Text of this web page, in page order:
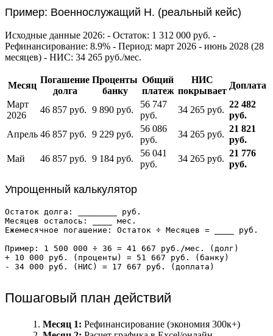
Пример: Военнослужащий Н. (реальный кейс)
Исходные данные 2026: - Остаток: 1 312 000 руб. -
Рефинансирование: 8.9% - Период: март 2026 - июнь 2028 (28
месяцев) - НИС: 34 265 руб./мес.
Месяц
Погашение
долга
Проценты
банку
Общий
платеж
НИС
покрывает
Доплата
Март
2026
46 857 руб. 9 890 руб.
56 747
руб.
34 265 руб.
22 482
руб.
Апрель 46 857 руб. 9 229 руб.
56 086
руб.
34 265 руб.
21 821
руб.
Май
46 857 руб. 9 184 руб.
56 041
руб.
34 265 руб.
21 776
руб.
Упрощенный калькулятор
Остаток долга: ________ руб.
Месяцев осталось: ____ мес.
Ежемесячное погашение: Остаток ÷ Месяцев = ____ руб.
Пример: 1 500 000 ÷ 36 = 41 667 руб./мес. (долг)
+ 10 000 руб. (проценты) = 51 667 руб. (банку)
Пошаговый план действий
Месяц 1: Рефинансирование (экономия 300к+)